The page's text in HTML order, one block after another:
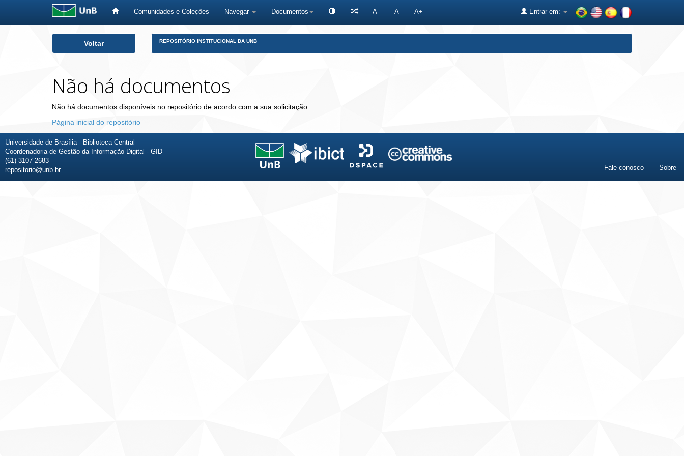
Comunidades e Coleções Navegar Documentos A- A A+ Entrar em:
Voltar REPOSITÓRIO INSTITUCIONAL DA UNB
Não há documentos
Não há documentos disponíveis no repositório de acordo com a sua solicitação.
Página inicial do repositório
Universidade de Brasília - Biblioteca Central
Coordenadoria de Gestão da Informação Digital - GID
(61) 3107-2683
repositorio@unb.br
Fale conosco Sobre